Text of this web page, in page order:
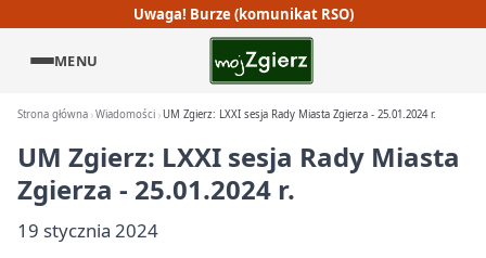
Uwaga! Burze (komunikat RSO)
MENU
Strona główna Wiadomości UM Zgierz: LXXI sesja Rady Miasta Zgierza - 25.01.2024 r.
UM Zgierz: LXXI sesja Rady Miasta
Zgierza - 25.01.2024 r.
19 stycznia 2024